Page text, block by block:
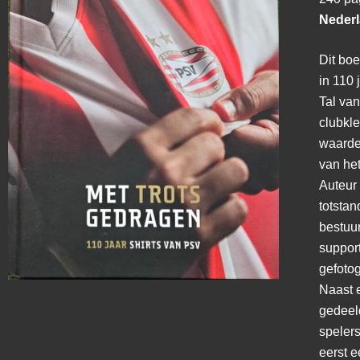
Dit
in 110
Tal
van
su
Naast
eerst